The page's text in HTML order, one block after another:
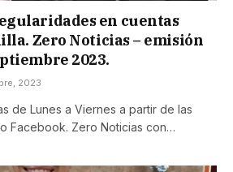
en cuentas
Zero Noticias – emisión
2023.
2023
de Lunes a Viernes a partir de las
Facebook. Zero Noticias con…